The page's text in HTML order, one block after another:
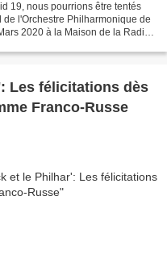
19, nous pourrions être tentés
l'Orchestre Philharmonique de
2020 à la Maison de la Radio
Les félicitations dès
Franco-Russe